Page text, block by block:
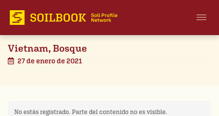
Vietnam, Bosque
27 de enero de 2021
No estás registrado. Parte del contenido no es visible.